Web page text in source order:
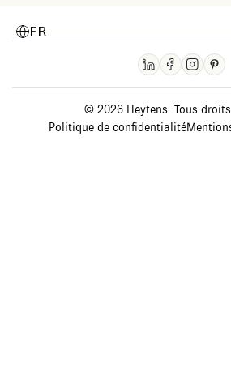
FR
© 2026 Heytens. Tous
Politique de confidentialité